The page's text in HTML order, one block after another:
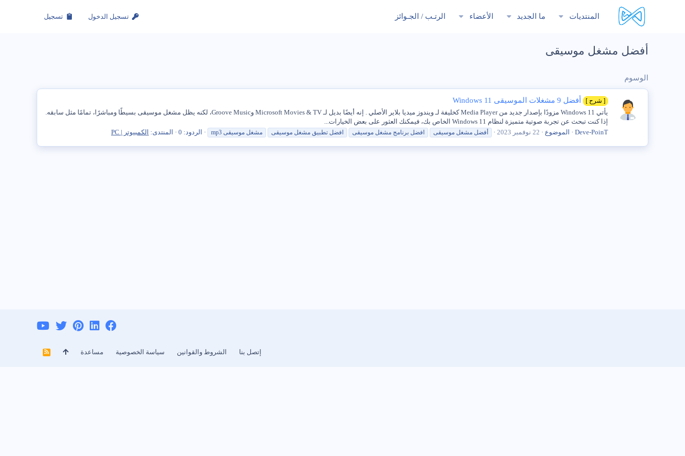
المنتديات ما الجديد الأعضاء الرتـب / الجـوائز تسجيل الدخول تسجيل
أفضل مشغل موسيقى
الوسوم
[ شرح ] أفضل 9 مشغلات الموسيقى Windows 11
يأتي Windows 11 مزودًا بإصدار جديد من Media Player كخليفة لـ ويندوز ميديا بلاير الأصلي . إنه أيضًا بديل لـ Microsoft Movies & TV وGroove Music، لكنه يظل مشغل موسيقى بسيطًا ومباشرًا، تمامًا مثل سابقه.
إذا كنت تبحث عن تجربة صوتية متميزة لنظام Windows 11 الخاص بك، فيمكنك العثور على بعض الخيارات...
Deve-PoinT
الموضوع 22 نوفمبر 2023 أفضل مشغل موسيقى افضل برنامج مشغل موسيقى افضل تطبيق مشغل موسيقى مشغل موسيقى الردود: 0 المنتدى: الكمبيوتر | PC
إتصل بنا الشروط والقوانين سياسة الخصوصية مساعدة
R